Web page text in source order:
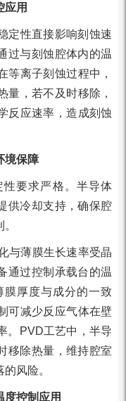
应用
定性直接影响刻蚀速
过与刻蚀腔体内的温
等离子刻蚀过程中，
量，若不及时移除，
反应速率，造成刻蚀
境保障
要求严格。半导体
供冷却支持，确保腔
与薄膜生长速率受晶
通过控制承载台的温
膜厚度与成分的一致
可减少反应气体在壁
。PVD工艺中，半导
移除热量，维持腔室
风险。
控制应用